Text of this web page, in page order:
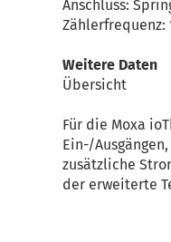
Anschluss:
Zählerfrequenz:
Weitere Daten
Übersicht
Für die Moxa
Ein-/
zusätzliche
der erweiterte